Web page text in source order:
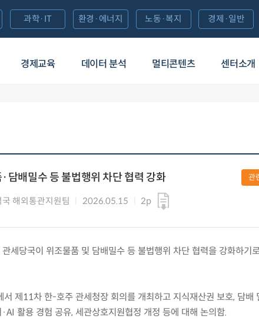
경제교육 데이터 분석 멀티콘텐츠 센터소개
과학·IT 환경·에너지 노동·복지 경제·일반
담배밀수 등 불법행위 차단 협력 강화
해외통관지원팀 2026.05.15 2p
관
세당국이 위조물품 및 담배밀수 등 불법행위 차단 협력을 강화하기
제11차 한-호주 관세청장 회의를 개최하고 지식재산권 보호, 담배
활용 경험 공유, 세관상호지원협정 개정 등에 대해 논의함.